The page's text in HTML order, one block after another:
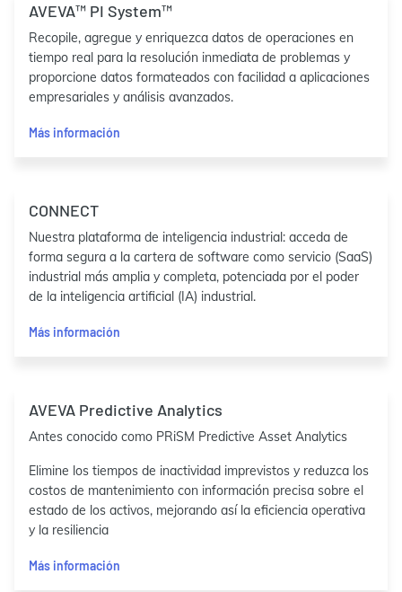
AVEVA™ PI System™
Recopile, agregue y enriquezca datos de operaciones en
tiempo real para la resolución inmediata de problemas y
proporcione datos formateados con facilidad a aplicaciones
empresariales y análisis avanzados.
Más información
CONNECT
Nuestra plataforma de inteligencia industrial: acceda de
forma segura a la cartera de software como servicio (SaaS)
industrial más amplia y completa, potenciada por el poder
de la inteligencia artificial (IA) industrial.
Más información
AVEVA Predictive Analytics
Antes conocido como PRiSM Predictive Asset Analytics
Elimine los tiempos de inactividad imprevistos y reduzca los
costos de mantenimiento con información precisa sobre el
estado de los activos, mejorando así la eficiencia operativa
y la resiliencia
Más información